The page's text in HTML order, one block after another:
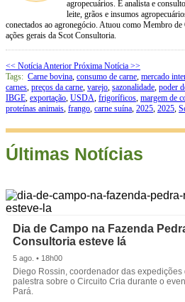
agropecuários. É analista e
leite, grãos e insumos
conectados ao agronegócio. Atuou como Membro
ações gerais da Scot Consultoria.
<< Notícia Anterior Próxima Notícia >>
Tags: Carne bovina, consumo de carne, mercado
carnes, preços da carne, varejo, sazonalidade, poder
IBGE, exportação, USDA, frigoríficos, margem de
proteínas animais, frango, carne suína, 2025, 2025,
Últimas Notícias
Dia de Campo na Fazenda
Consultoria esteve lá
5 ago. • 18h00
Diego Rossin, coordenador das
palestra sobre o Circuito Cria durante o
Pará.